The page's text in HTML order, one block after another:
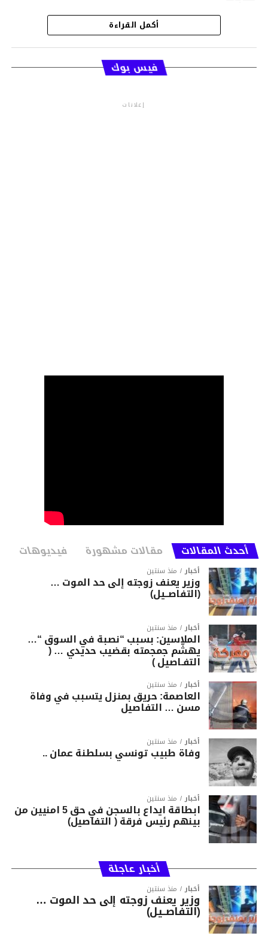
قسم الاخبار
أكمل القراءة
فيس بوك
إعلانات
أحدث المقالات مقالات مشهورة فيديوهات
أخبار منذ سنتين
وزير يعنف زوجته إلى حد الموت …
(التفاصــيل)
أخبار منذ سنتين
الملاسين: بسبب “نصبة في السوق “…
يهشّم جمجمته بقضيب حديدي … (
التفـاصيل )
أخبار منذ سنتين
العاصمة: حريق بمنزل يتسبب في وفاة
مسن … التفاصيل
أخبار منذ سنتين
وفاة طبيب تونسي بسلطنة عمان ..
أخبار منذ سنتين
ابطاقة ايداع بالسجن في حق 5 امنيين من
بينهم رئيس فرقة ( التفاصيل)
أخبار عاجلة
أخبار منذ سنتين
وزير يعنف زوجته إلى حد الموت …
(التفاصــيل)